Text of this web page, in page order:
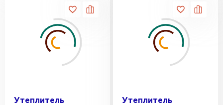
Утеплитель Утеплитель
Сэндвич-панели